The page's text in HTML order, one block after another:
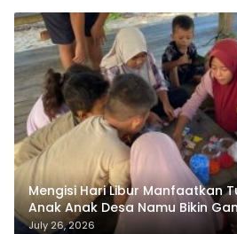
Mengisi Hari Libur Manfaatkan
Anak Anak Desa Namu Bikin
Bernilai Ekonomi
July 26, 2026